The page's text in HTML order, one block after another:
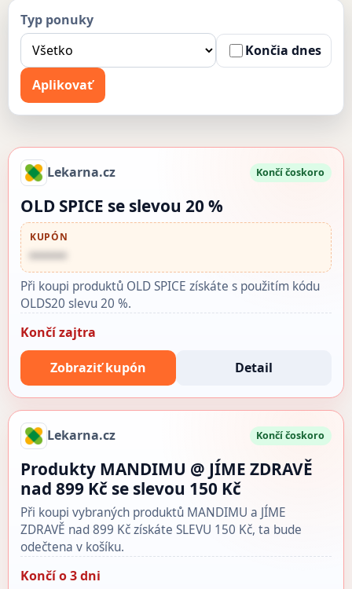
Typ ponuky
Končia dnes
Aplikovať
Lekarna.cz Končí čoskoro
OLD SPICE se slevou 20 %
KUPÓN
••••••
Při koupi produktů OLD SPICE získáte s použitím kódu
OLDS20 slevu 20 %.
Končí zajtra
Zobraziť kupón Detail
Lekarna.cz Končí čoskoro
Produkty MANDIMU @ JÍME ZDRAVĚ
nad 899 Kč se slevou 150 Kč
Při koupi vybraných produktů MANDIMU a JÍME
ZDRAVĚ nad 899 Kč získáte SLEVU 150 Kč, ta bude
odečtena v košíku.
Končí o 3 dni